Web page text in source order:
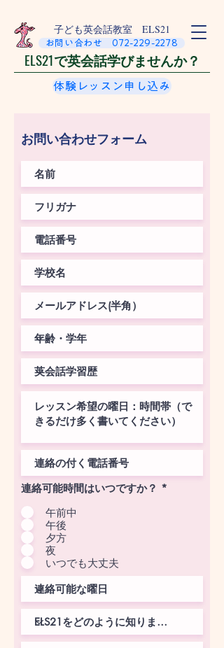
​子ども英会話教室 ELS21
お問い合わせ 072-229-2278
ELS21で英会話学びませんか？
体験レッスン申し込み
お問い合わせフォーム
連絡可能時間はいつですか？ *
午前中
午後
夕方
夜
いつでも大丈夫